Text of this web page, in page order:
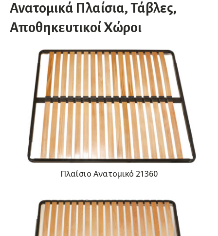
Ανατομικά Πλαίσια, Τάβλες,
Αποθηκευτικοί Χώροι
Πλαίσιο Ανατομικό 21360